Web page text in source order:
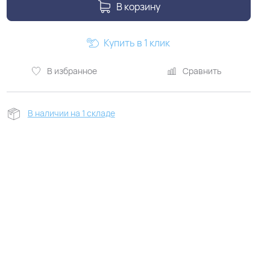
В корзину
В избранное Сравнить
Купить в 1 клик
В наличии на 1 складе